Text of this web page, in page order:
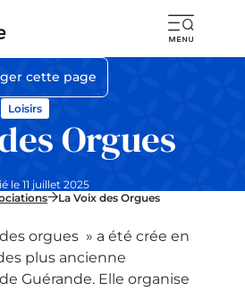
Orgues
Loisirs
le 11 juillet 2025
cette page
La Voix des Orgues
orgues » a été crée en
plus ancienne
Guérande. Elle organise